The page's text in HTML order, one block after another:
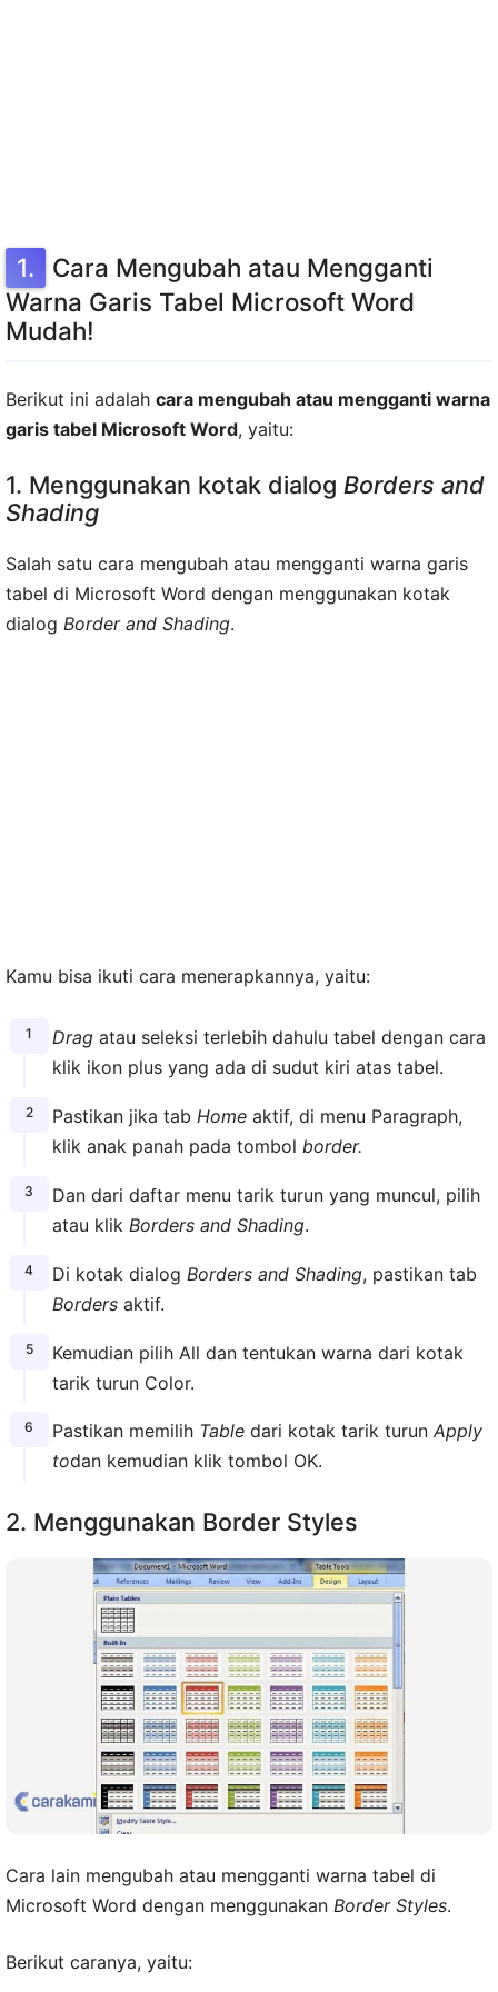
Cara Mengubah atau Mengganti
Warna Garis Tabel Microsoft Word
Mudah!
Berikut ini adalah cara mengubah atau mengganti warna
garis tabel Microsoft Word, yaitu:
1. Menggunakan kotak dialog Borders and
Shading
Salah satu cara mengubah atau mengganti warna garis
tabel di Microsoft Word dengan menggunakan kotak
dialog Border and Shading.
Kamu bisa ikuti cara menerapkannya, yaitu:
Dragatau seleksi terlebih dahulu tabel dengan cara
klik ikon plus yang ada di sudut kiri atas tabel.
Pastikan jika tab Homeaktif, di menu Paragraph,
klik anak panah pada tombol border.
Dan dari daftar menu tarik turun yang muncul, pilih
atau klik Borders and Shading.
Di kotak dialog Borders and Shading, pastikan tab
Bordersaktif.
Kemudian pilih All dan tentukan warna dari kotak
tarik turun Color.
Pastikan memilih Tabledari kotak tarik turun Apply
todan kemudian klik tombol OK.
2. Menggunakan Border Styles
Cara lain mengubah atau mengganti warna tabel di
Microsoft Word dengan menggunakan Border Styles.
Berikut caranya, yaitu: